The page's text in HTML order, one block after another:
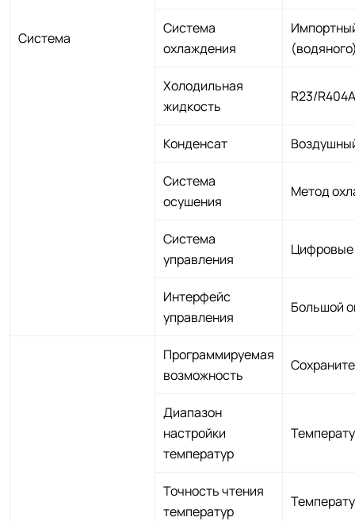
Система
Система
охлаждения
Холодильная
жидкость
R23/
Конденсат
Система
осушения
Метод
Система
управления
Цифровые
Интерфейс
управления
Большой
Программируемая
возможность
Диапазон
настройки
температур
Точность чтения
температур